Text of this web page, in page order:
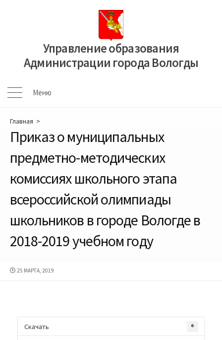
Управление образования
Администрации города Вологды
Меню
Меню
Главная >
Приказ о муниципальных
предметно-методических
комиссиях школьного этапа
всероссийской олимпиады
школьников в городе Вологде в
2018-2019 учебном году
ДАТА
25 МАРТА, 2019
Скачать 6